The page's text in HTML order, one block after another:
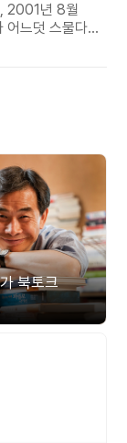
2001년 8월
어느덧 스물다섯
북토크